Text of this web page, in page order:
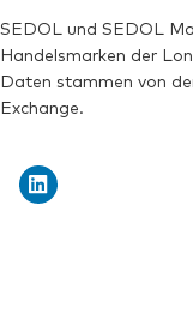
SEDOL:
SEDOL und SEDOL
Handelsmarken der
Daten stammen von
Exchange.